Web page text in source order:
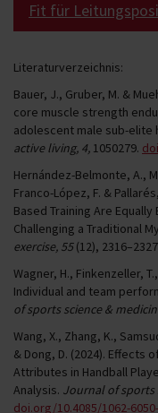
Fit für
Literaturverzeichnis:
Bauer, J., Gruber, M. &
core muscle strength
adolescent male sub-elite
active living, 4, 1050279.
Hernández-Belmonte, A.,
Franco-López, F. &
Based Training Are
Challenging a Traditional
exercise, 55(12),
Wagner, H., Finkenzeller,
Individual and team
of sports science &
Wang, X., Zhang, K.,
& Dong, D. (2024). Effects
Attributes in Handball
Analysis. Journal of sports
doi.org/10.4085/1062-